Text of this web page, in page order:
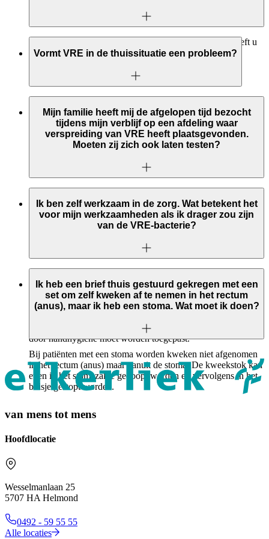
Hebt u geen brief ontvangen van het ziekenhuis, dan hoeft u
niets te doen. U behoort dan niet tot de risicogroep.
Vormt VRE in de thuissituatie een probleem?
In de thuissituatie vormt de VRE geen probleem. Wanneer u
(mogelijk) drager bent van de VRE en u thuis wijkzorg of
fysiotherapie krijgt, dan raden wij u wel aan deze
zorgverleners te informeren, zodat zij hun maatregelen
kunnen nemen om eventuele besmetting van andere patiënten
Mijn familie heeft mij de afgelopen tijd bezocht
tijdens mijn verblijf op een afdeling waar
verspreiding van VRE heeft plaatsgevonden.
Moeten zij zich ook laten testen?
Nee, het onderzoek betreft alleen patiënten zelf. VRE-
dragerschap is namelijk geen probleem voor gezonde mensen.
Alleen bij mensen met een zeer sterk verminderde weerstand
kan de VRE-bacterie problemen geven in de behandeling,
Ik ben zelf werkzaam in de zorg. Wat betekent het
voor mijn werkzaamheden als ik drager zou zijn
van de VRE-bacterie?
De VRE-bacterie is een darmbacterie. Als er goede
handhygiëne wordt toegepast (ook na het gebruikt van de
toilet) kan de bacterie niet overgedragen worden.
Zorgmedewerkers worden niet behandeld als ze drager zijn
voorkomen; uiteraard geldt dat ook tussen alle zorgcontacten
door handhygiëne moet worden toegepast.
Ik heb een brief thuis gestuurd gekregen met een
set om zelf kweken af te nemen in het rectum
(anus), maar ik heb een stoma. Wat moet ik doen?
Bij patiënten met een stoma worden kweken niet afgenomen
in het rectum (anus) maar vanuit de stoma. De kweekstok kan
even in het stomazakje gedoopt worden en vervolgens in het
buisje gestopt worden.
van mens tot mens
Hoofdlocatie
Wesselmanlaan 25
5707 HA Helmond
0492 - 59 55 55
Alle locaties